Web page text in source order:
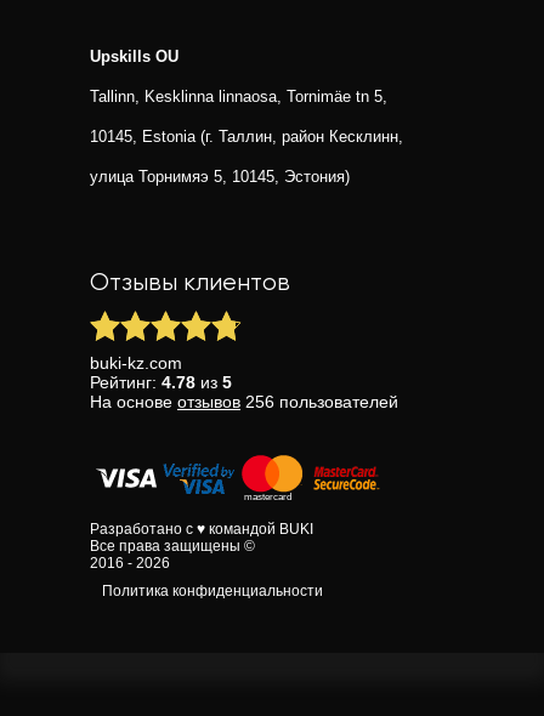
Upskills OU
Tallinn, Kesklinna linnaosa, Tornimäe tn 5,
10145, Estonia (г. Таллин, район Кесклинн,
улица Торнимяэ 5, 10145, Эстония)
Отзывы клиентов
buki-kz.com
Рейтинг: 4.78 из 5
На основе отзывов 256 пользователей
Разработано с ♥ командой BUKI
Все права защищены ©
2016 - 2026
Политика конфиденциальности